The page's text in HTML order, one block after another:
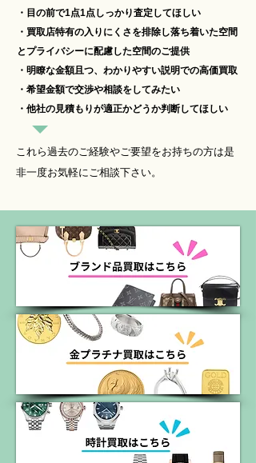
・目の前で1点1点しっかり査定してほしい
・買取店特有の入りにくさを排除し落ち着いた空間
とプライバシーに配慮した空間のご提供​
・明瞭な金額且つ、わかりやすい説明での高価買取​
・希望金額で交渉や相談をしてみたい​
・他社の見積もりが適正かどうか判断してほしい
これら過去のご経験やご要望をお持ちの方は是
非一度お気軽にご相談下さい。